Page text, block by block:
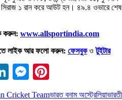
সিরাজ ১ রান করে আউট হন। ৪৯.৪ ওভারে শেষ
করুন: www.allsportindia.com
লাইক আর ফলো করুন: ফেসবুকওটুইটার
LinkedIn
Messenger
Cricket Teamভারত বনাম অস্ট্রেলিয়া